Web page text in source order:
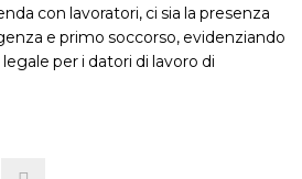
con lavoratori, ci sia la presenza
e primo soccorso, evidenziando
per i datori di lavoro di